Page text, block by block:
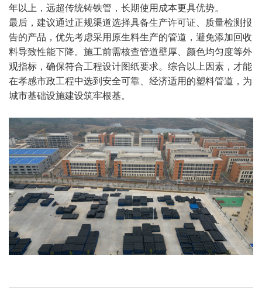
年以上，远超传统铸铁管，长期使用成本更具优势。
最后，建议通过正规渠道选择具备生产许可证、质量检测报
告的产品，优先考虑采用原生料生产的管道，避免添加回收
料导致性能下降。施工前需核查管道壁厚、颜色均匀度等外
观指标，确保符合工程设计图纸要求。综合以上因素，才能
在孝感市政工程中选到安全可靠、经济适用的塑料管道，为
城市基础设施建设筑牢根基。